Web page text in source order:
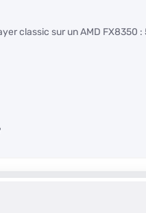
classic sur un AMD